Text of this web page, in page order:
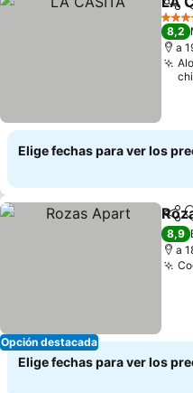
5
8,2
a
Elige fechas para ver los
Opción destacada
8,9
a
Elige fechas para ver los